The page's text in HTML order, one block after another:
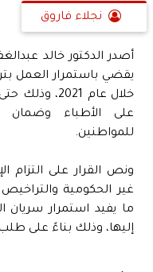
نجلاء فاروق
أصدر الدكتور خالد
يقضي باستمرار العمل
على الأطباء وضمان
للمواطنين.
ونص القرار على التزام
غير الحكومية
ما يفيد استمرار سريان
إليها، وذلك بناءً على